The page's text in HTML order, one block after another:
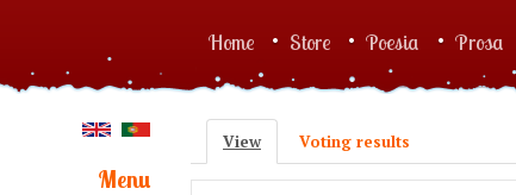
Main menu
Home Store Poesia Prosa
Menu
Primary tabs
View(active tab)
Voting results